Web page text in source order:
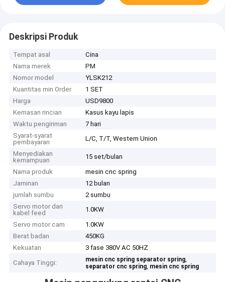
Deskripsi Produk
Tempat asal
Cina
Nama merek
PM
Nomor model
YLSK212
Kuantitas min Order
1 SET
Harga
USD9800
Kemasan rincian
Kasus kayu lapis
Waktu pengiriman
7 hari
Syarat-syarat
pembayaran
L/C, T/T, Western Union
Menyediakan
kemampuan
15 set/bulan
Nama produk
mesin cnc spring
Jaminan
12 bulan
jumlah sumbu
2 sumbu
Servo motor dari
kabel feed
1.0KW
Servo motor cam
1.0KW
Berat badan
450KG
Kekuatan
3 fase 380V AC 50HZ
Cahaya Tinggi:
mesin cnc spring separator spring,
separator cnc spring, mesin cnc spring